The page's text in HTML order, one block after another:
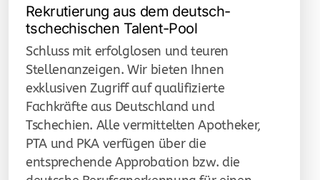
Rekrutierung aus dem deutsch-
tschechischen Talent-Pool
Schluss mit erfolglosen und teuren
Stellenanzeigen. Wir bieten Ihnen
exklusiven Zugriff auf qualifizierte
Fachkräfte aus Deutschland und
Tschechien. Alle vermittelten Apotheker,
PTA und PKA verfügen über die
entsprechende Approbation bzw. die
Einkaufsoptimierung
GDP-ePharmacy
GDP Versand Logistik
Planung & Setup
Pricing für Versandapotheken
Compliance Versandapotheke